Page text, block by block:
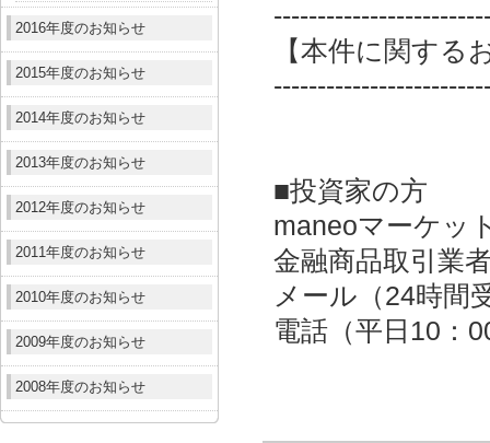
2016年度のお知らせ
2015年度のお知らせ
2014年度のお知らせ
2013年度のお知らせ
2012年度のお知らせ
2011年度のお知らせ
2010年度のお知らせ
2009年度のお知らせ
2008年度のお知らせ
【本件に関する
■投資家の方
maneoマーケッ
金融商品取引業
メール（24時間
電話（平日10：